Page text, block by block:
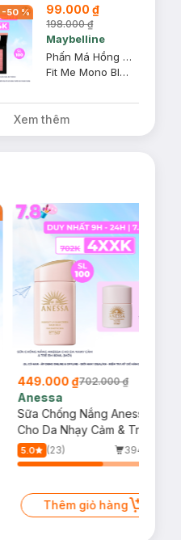
-50% 99.000 ₫
198.000 ₫
Maybelline
Phấn Má Hồng Maybelline Mịn Lì Chuẩn Màu 30 Fierce 4.5g
Fit Me Mono Blush 30 - Fierce
Xem thêm
449.000 ₫702.000 ₫
Anessa
Sữa Chống Nắng Anessa
Cho Da Nhạy Cảm & Trẻ Em
60ml (Mới)
5.0 (23)
394/tháng
Thêm giỏ hàng